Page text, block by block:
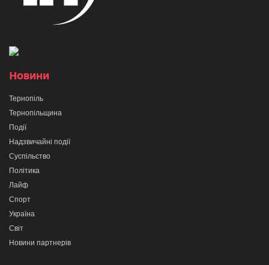
Новини
Тернопіль
Тернопільщина
Події
Надзвичайні події
Суспільство
Політика
Лайф
Спорт
Україна
Світ
Новини партнерів